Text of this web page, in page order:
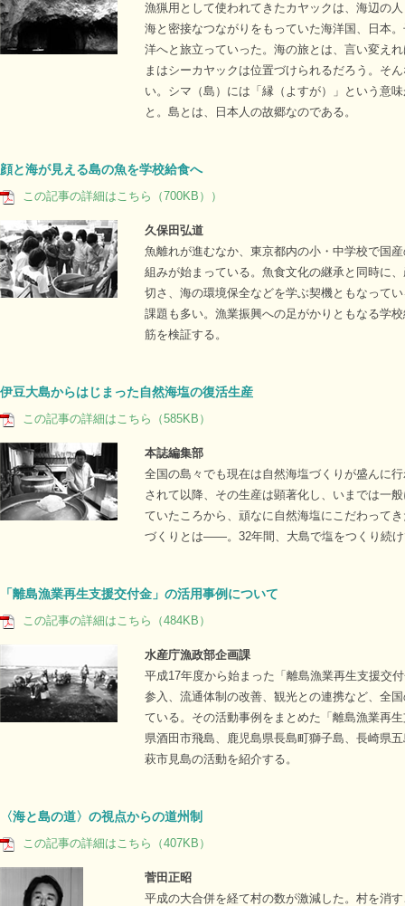
漁猟用として使われてきたカヤックは、海辺の
海と密接なつながりをもっていた海洋国、日本
洋へと旅立っていった。海の旅とは、言い変え
まはシーカヤックは位置づけられるだろう。そ
い。シマ（島）には「縁（よすが）」という意
と。島とは、日本人の故郷なのである。
顔と海が見える島の魚を学校給食へ
この記事の詳細はこちら（700KB））
久保田弘道
魚離れが進むなか、東京都内の小・中学校で国
組みが始まっている。魚食文化の継承と同時に
切さ、海の環境保全などを学ぶ契機ともなって
課題も多い。漁業振興への足がかりともなる学
筋を検証する。
伊豆大島からはじまった自然海塩の復活生産
この記事の詳細はこちら（585KB）
本誌編集部
全国の島々でも現在は自然海塩づくりが盛んに
されて以降、その生産は顕著化し、いまでは一
ていたころから、頑なに自然海塩にこだわって
づくりとは――。32年間、大島で塩をつくり続
「離島漁業再生支援交付金」の活用事例について
この記事の詳細はこちら（484KB）
水産庁漁政部企画課
平成17年度から始まった「離島漁業再生支援交
参入、流通体制の改善、観光との連携など、全
ている。その活動事例をまとめた「離島漁業再
県酒田市飛島、鹿児島県長島町獅子島、長崎県
萩市見島の活動を紹介する。
〈海と島の道〉の視点からの道州制
この記事の詳細はこちら（407KB）
菅田正昭
平成の大合併を経て村の数が激減した。村を消